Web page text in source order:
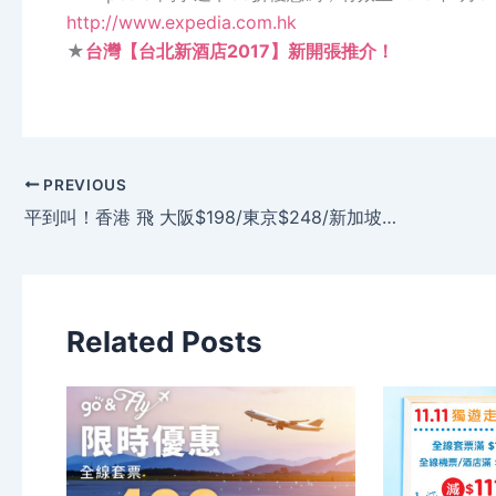
http://www.expedia.com.hk
★台灣【台北新酒店2017】新開張推介！
PREVIOUS
平到叫！香港 飛 大阪$198/東京$248/新加坡$198/越南$148，今早10點開賣 – Jetstar
Related Posts